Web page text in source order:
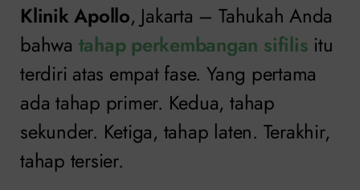
Klinik Apollo, Jakarta – Tahukah Anda
bahwa tahap perkembangan sifilis itu
terdiri atas empat fase. Yang pertama
ada tahap primer. Kedua, tahap
sekunder. Ketiga, tahap laten. Terakhir,
tahap tersier.